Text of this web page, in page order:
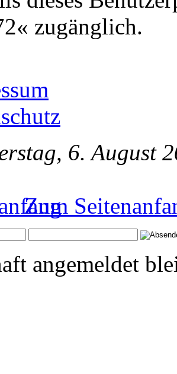
zugänglich.
6. August
Zum
angemeldet